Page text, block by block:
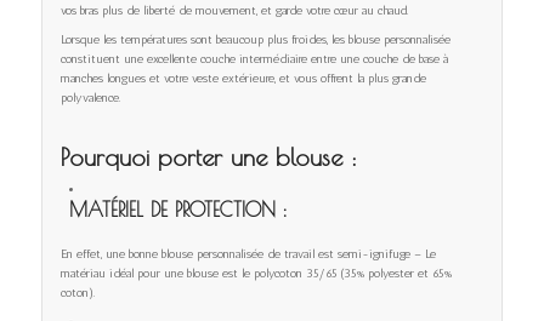
vos bras plus de liberté de mouvement, et garde votre cœur au chaud.
Lorsque les températures sont beaucoup plus froides, les blouse personnalisée
constituent une excellente couche intermédiaire entre une couche de base à
manches longues et votre veste extérieure, et vous offrent la plus grande
polyvalence.
Pourquoi porter une blouse :
MATÉRIEL DE PROTECTION :
En effet, une bonne blouse personnalisée de travail est semi-ignifuge – Le
matériau idéal pour une blouse est le polycoton 35/65 (35% polyester et 65%
coton).